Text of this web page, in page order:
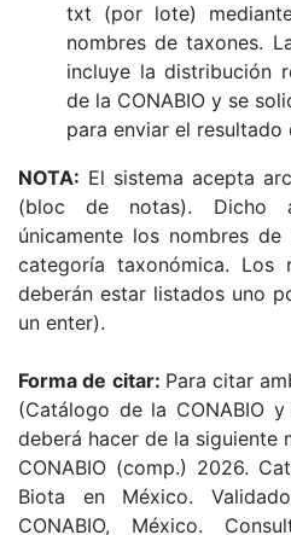
txt (por lote)
nombres de taxones.
incluye la distribución
de la CONABIO y se
para enviar el resultado
NOTA: El sistema acepta
(bloc de notas). Dicho
únicamente los nombres
categoría taxonómica. Los
deberán estar listados uno
un enter).
Forma de citar: Para citar
(Catálogo de la CONABIO
deberá hacer de la siguiente
CONABIO (comp.) 2026.
Biota en México.
CONABIO, México.